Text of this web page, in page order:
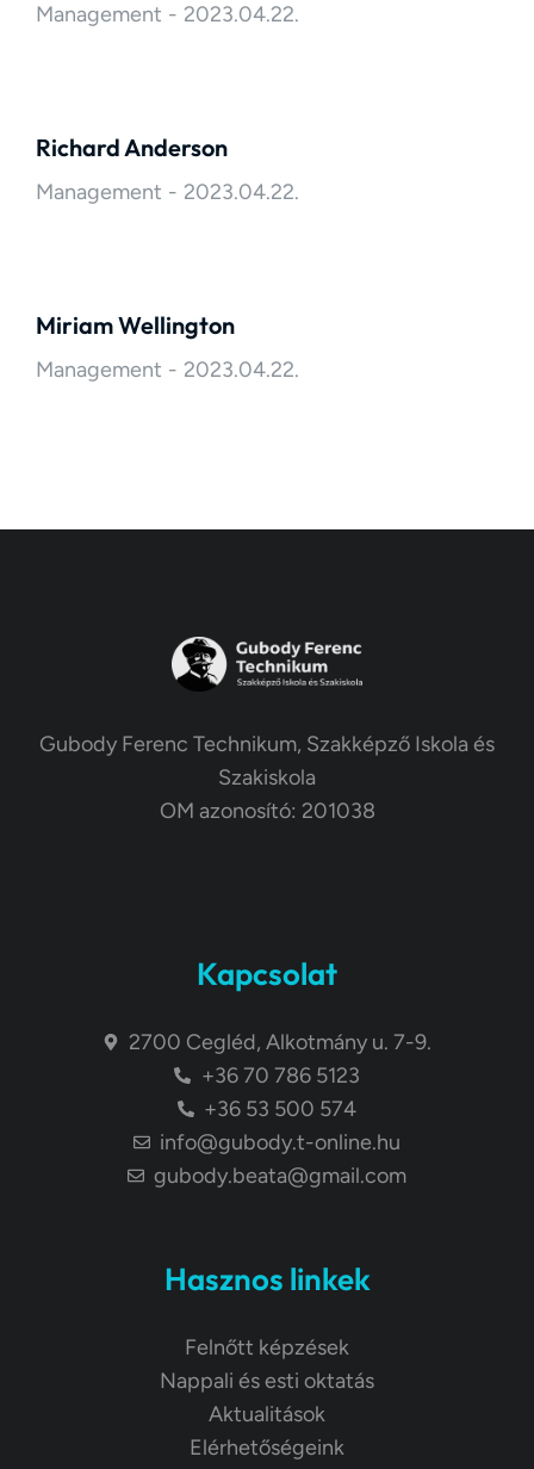
Management 2023.04.22.
Richard Anderson
Management 2023.04.22.
Miriam Wellington
Management 2023.04.22.
Gubody Ferenc Technikum, Szakképző Iskola és
Szakiskola
OM azonosító: 201038
Kapcsolat
2700 Cegléd, Alkotmány u. 7-9.
+36 70 786 5123
+36 53 500 574
info@gubody.t-online.hu
gubody.beata@gmail.com
Hasznos linkek
Felnőtt képzések
Nappali és esti oktatás
Aktualitások
Elérhetőségeink